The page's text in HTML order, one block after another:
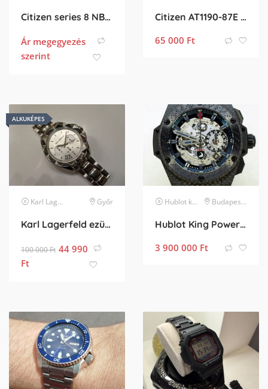
Citizen series 8 NB6050-51W smaragd színű számlappal
Ár megegyezés
szerint
Citizen AT1190-87E Férfi karóra eladó – Vadonatúj állapotban!
65 000 Ft
ALKUKÉPES
Karl Lagerfeld karóraGyőr
Karl Lagerfeld ezüst chrono karóra Féláron
100 000Ft 44 990
Ft
Hublot karóra Budapest XXIII. kerület
Hublot King Power TopCar Limited Edition
3 900 000 Ft